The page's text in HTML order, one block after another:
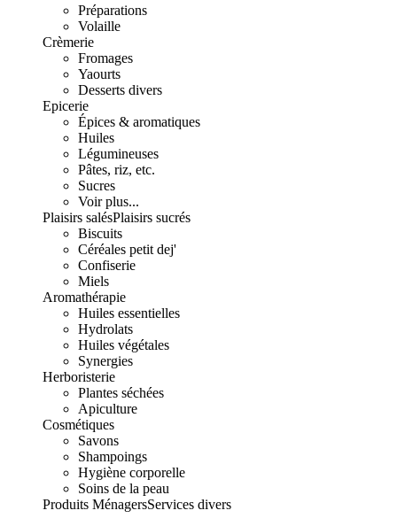
Préparations
Volaille
Crèmerie
Fromages
Yaourts
Desserts divers
Epicerie
Épices & aromatiques
Huiles
Légumineuses
Pâtes, riz, etc.
Sucres
Voir plus...
Plaisirs salésPlaisirs sucrés
Biscuits
Céréales petit dej'
Confiserie
Miels
Aromathérapie
Huiles essentielles
Hydrolats
Huiles végétales
Synergies
Herboristerie
Plantes séchées
Apiculture
Cosmétiques
Savons
Shampoings
Hygiène corporelle
Soins de la peau
Produits MénagersServices divers